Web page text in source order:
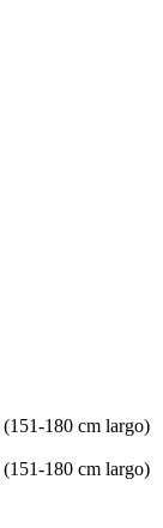
180 cm largo)
180 cm largo)